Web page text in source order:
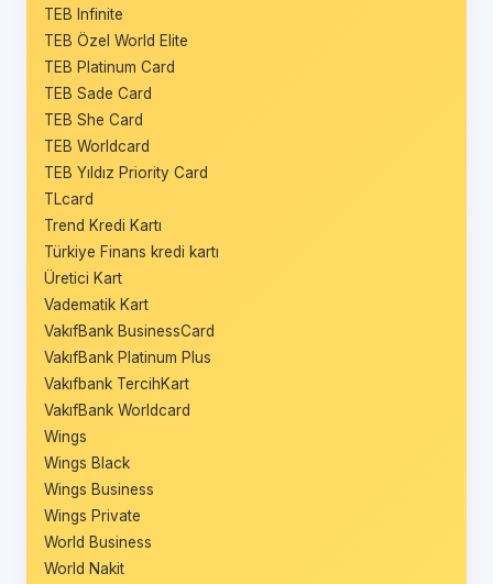
TEB Infinite
TEB Özel World Elite
TEB Platinum Card
TEB Sade Card
TEB She Card
TEB Worldcard
TEB Yıldız Priority Card
TLcard
Trend Kredi Kartı
Türkiye Finans kredi kartı
Üretici Kart
Vadematik Kart
VakıfBank BusinessCard
VakıfBank Platinum Plus
Vakıfbank TercihKart
VakıfBank Worldcard
Wings
Wings Black
Wings Business
Wings Private
World Business
World Nakit